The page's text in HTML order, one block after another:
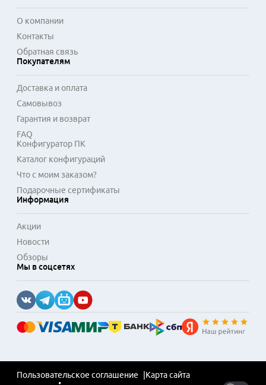
О компании
Контакты
Обратная связь
Покупателям
Доставка и оплата
Самовывоз
Гарантия и возврат
FAQ
Конфигуратор ПК
Каталог конфигураций
Что с моим заказом?
Подарочные сертификаты
Информация
Акции
Новости
Обзоры
Мы в соцсетях
Пользовательское соглашение
Карта сайта